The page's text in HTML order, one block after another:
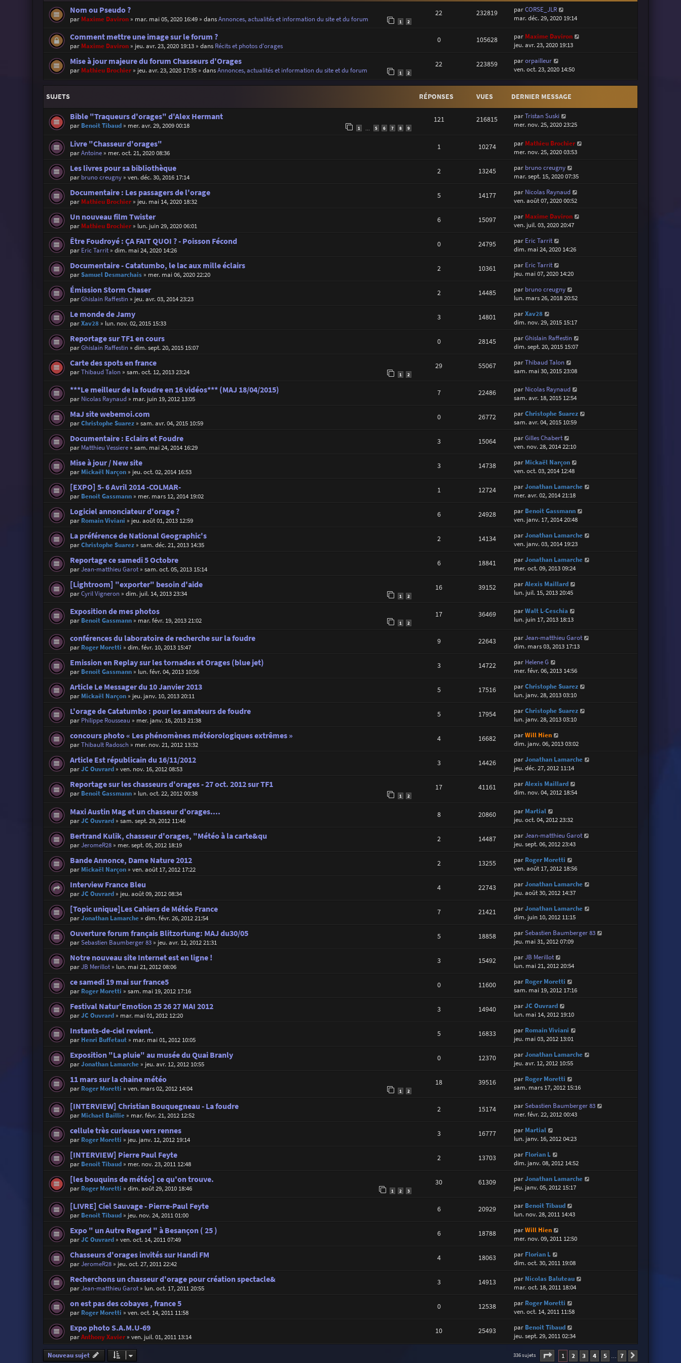
Nom ou Pseudo ?
par Maxime Daviron» mar. mai 05, 2020 16:49» dansAnnonces, actualités et information du site et du forum 1 2
22 232819 parCORSE_JLR
mar. déc. 29, 2020 19:14
Comment mettre une image sur le forum ?
par Maxime Daviron» jeu. avr. 23, 2020 19:13» dans Récits et photos d'orages
0 105628 par Maxime Daviron
jeu. avr. 23, 2020 19:13
Mise à jour majeure du forum Chasseurs d'Orages
par Mathieu Brochier» jeu. avr. 23, 2020 17:35» dansAnnonces, actualités et information du site et du forum 1 2
22 223859 parorpailleur
ven. oct. 23, 2020 14:50
SUJETS RÉPONSES VUES DERNIER MESSAGE
Bible "Traqueurs d'orages" d'Alex Hermant
par Benoit Tibaud» mer. avr. 29, 2009 00:18 1 5 6 7 8 9
121 216815 parTristan Suski
mer. nov. 25, 2020 23:25
Livre "Chasseur d'orages"
parAntoine» mer. oct. 21, 2020 08:36
1 10274 par Mathieu Brochier
mer. nov. 25, 2020 03:53
Les livres pour sa bibliothèque
par bruno creugny» ven. déc. 30, 2016 17:14
2 13245 par bruno creugny
mar. sept. 15, 2020 07:35
Documentaire : Les passagers de l'orage
par Mathieu Brochier» jeu. mai 14, 2020 18:32
5 14177 par Nicolas Raynaud
ven. août 07, 2020 00:52
Un nouveau film Twister
par Mathieu Brochier» lun. juin 29, 2020 06:01
6 15097 par Maxime Daviron
ven. juil. 03, 2020 20:47
Être Foudroyé : ÇA FAIT QUOI ? - Poisson Fécond
par Eric Tarrit» dim. mai 24, 2020 14:26
0 24795 par Eric Tarrit
dim. mai 24, 2020 14:26
Documentaire - Catatumbo, le lac aux mille éclairs
parSamuel Desmarchais» mer. mai 06, 2020 22:20
2 10361 par Eric Tarrit
jeu. mai 07, 2020 14:20
Émission Storm Chaser
parGhislain Raffestin» jeu. avr. 03, 2014 23:23
2 14485 par bruno creugny
lun. mars 26, 2018 20:52
Le monde de Jamy
parXav28» lun. nov. 02, 2015 15:33
3 14801 parXav28
dim. nov. 29, 2015 15:17
Reportage sur TF1 en cours
parGhislain Raffestin» dim. sept. 20, 2015 15:07
0 28145 parGhislain Raffestin
dim. sept. 20, 2015 15:07
Carte des spots en france
parThibaud Talon» sam. oct. 12, 2013 23:24 1 2
29 55067 parThibaud Talon
sam. mai 30, 2015 23:08
***Le meilleur de la foudre en 16 vidéos*** (MAJ 18/04/2015)
par Nicolas Raynaud» mar. juin 19, 2012 13:05
7 22486 par Nicolas Raynaud
sam. avr. 18, 2015 12:54
MaJ site webemoi.com
parChristophe Suarez» sam. avr. 04, 2015 10:59
0 26772 parChristophe Suarez
sam. avr. 04, 2015 10:59
Documentaire : Eclairs et Foudre
par Matthieu Vessiere» sam. mai 24, 2014 16:29
3 15064 parGilles Chabert
ven. nov. 28, 2014 22:10
Mise à jour / New site
par Mickaël Narçon» jeu. oct. 02, 2014 16:53
3 14738 par Mickaël Narçon
ven. oct. 03, 2014 12:48
[EXPO] 5- 6 Avril 2014 -COLMAR-
par Benoit Gassmann» mer. mars 12, 2014 19:02
1 12724 parJonathan Lamarche
mer. avr. 02, 2014 21:18
Logiciel annonciateur d'orage ?
par Romain Viviani » jeu. août 01, 2013 12:59
6 24928 par Benoit Gassmann
ven. janv. 17, 2014 20:48
La préférence de National Geographic's
parChristophe Suarez» sam. déc. 21, 2013 14:35
2 14134 parJonathan Lamarche
ven. janv. 03, 2014 19:23
Reportage ce samedi 5 Octobre
parJean-matthieu Garot» sam. oct. 05, 2013 15:14
6 18841 parJonathan Lamarche
mer. oct. 09, 2013 09:24
[Lightroom] "exporter" besoin d'aide
parCyril Vigneron» dim. juil. 14, 2013 23:34 1 2
16 39152 parAlexis Maillard
lun. juil. 15, 2013 20:45
Exposition de mes photos
par Benoit Gassmann» mar. févr. 19, 2013 21:02 1 2
17 36469 parWalt L-Ceschia
lun. juin 17, 2013 18:13
conférences du laboratoire de recherche sur la foudre
par Roger Moretti » dim. févr. 10, 2013 15:47
9 22643 parJean-matthieu Garot
dim. mars 03, 2013 17:13
Emission en Replay sur les tornades et Orages (blue jet)
par Benoit Gassmann» lun. févr. 04, 2013 10:56
3 14722 par Helene G
mer. févr. 06, 2013 14:56
Article Le Messager du 10 Janvier 2013
par Mickaël Narçon» jeu. janv. 10, 2013 20:11
5 17516 parChristophe Suarez
lun. janv. 28, 2013 03:10
L'orage de Catatumbo : pour les amateurs de foudre
par Philippe Rousseau » mer. janv. 16, 2013 21:38
5 17954 parChristophe Suarez
lun. janv. 28, 2013 03:10
concours photo « Les phénomènes météorologiques extrêmes »
parThibault Radosch» mer. nov. 21, 2012 13:32
4 16682 parWill Hien
dim. janv. 06, 2013 03:02
Article Est républicain du 16/11/2012
parJC Ouvrard» ven. nov. 16, 2012 08:53
3 14426 parJonathan Lamarche
jeu. déc. 27, 2012 11:14
Reportage sur les chasseurs d'orages - 27 oct. 2012 sur TF1
par Benoit Gassmann» lun. oct. 22, 2012 00:38 1 2
17 41161 parAlexis Maillard
dim. nov. 04, 2012 18:54
Maxi Austin Mag et un chasseur d'orages....
parJC Ouvrard» sam. sept. 29, 2012 11:46
8 20860 par Martial
jeu. oct. 04, 2012 23:32
Bertrand Kulik, chasseur d'orages, "Météo à la carte&qu
parJeromeR28» mer. sept. 05, 2012 18:19
2 14487 parJean-matthieu Garot
jeu. sept. 06, 2012 23:43
Bande Annonce, Dame Nature 2012
par Mickaël Narçon» ven. août 17, 2012 17:22
2 13255 par Roger Moretti
ven. août 17, 2012 18:56
Interview France Bleu
parJC Ouvrard» jeu. août 09, 2012 08:34
4 22743 parJonathan Lamarche
jeu. août 30, 2012 14:37
[Topic unique]Les Cahiers de Météo France
parJonathan Lamarche» dim. févr. 26, 2012 21:54
7 21421 parJonathan Lamarche
dim. juin 10, 2012 11:15
Ouverture forum français Blitzortung: MAJ du30/05
parSebastien Baumberger 83» jeu. avr. 12, 2012 21:31
5 18858 parSebastien Baumberger 83
jeu. mai 31, 2012 07:09
Notre nouveau site Internet est en ligne !
parJB Merillot» lun. mai 21, 2012 08:06
3 15492 parJB Merillot
lun. mai 21, 2012 20:54
ce samedi 19 mai sur france5
par Roger Moretti » sam. mai 19, 2012 17:16
0 11600 par Roger Moretti
sam. mai 19, 2012 17:16
Festival Natur'Emotion 25 26 27 MAI 2012
parJC Ouvrard» mar. mai 01, 2012 12:20
3 14940 parJC Ouvrard
lun. mai 14, 2012 19:10
Instants-de-ciel revient.
par Henri Buffetaut» mar. mai 01, 2012 10:05
5 16833 par Romain Viviani
jeu. mai 03, 2012 13:01
Exposition "La pluie" au musée du Quai Branly
parJonathan Lamarche» jeu. avr. 12, 2012 10:55
0 12370 parJonathan Lamarche
jeu. avr. 12, 2012 10:55
11 mars sur la chaine météo
par Roger Moretti » ven. mars 02, 2012 14:04 1 2
18 39516 par Roger Moretti
sam. mars 17, 2012 15:16
[INTERVIEW] Christian Bouquegneau - La foudre
par Michael Baillie» mar. févr. 21, 2012 12:52
2 15174 parSebastien Baumberger 83
mer. févr. 22, 2012 00:43
cellule très curieuse vers rennes
par Roger Moretti » jeu. janv. 12, 2012 19:14
3 16777 par Martial
lun. janv. 16, 2012 04:23
[INTERVIEW] Pierre Paul Feyte
par Benoit Tibaud» mer. nov. 23, 2011 12:48
2 13703 par Florian L
dim. janv. 08, 2012 14:52
[les bouquins de météo] ce qu'on trouve.
par Roger Moretti » dim. août 29, 2010 18:46 1 2 3
30 61309 parJonathan Lamarche
jeu. janv. 05, 2012 15:17
[LIVRE] Ciel Sauvage - Pierre-Paul Feyte
par Benoit Tibaud» jeu. nov. 24, 2011 01:00
6 20929 par Benoit Tibaud
lun. nov. 28, 2011 14:43
Expo " un Autre Regard " à Besançon ( 25 )
parJC Ouvrard» ven. oct. 14, 2011 07:49
6 18788 parWill Hien
mer. nov. 09, 2011 12:50
Chasseurs d'orages invités sur Handi FM
parJeromeR28» jeu. oct. 27, 2011 22:42
4 18063 par Florian L
dim. oct. 30, 2011 19:08
Recherchons un chasseur d'orage pour création spectacle&
parJean-matthieu Garot» lun. oct. 17, 2011 20:55
3 14913 par Nicolas Baluteau
mar. oct. 18, 2011 18:04
on est pas des cobayes , france 5
par Roger Moretti » ven. oct. 14, 2011 11:58
0 12538 par Roger Moretti
ven. oct. 14, 2011 11:58
Expo photo S.A.M.U-69
parAnthony Xavier» ven. juil. 01, 2011 13:14
10 25493 par Benoit Tibaud
jeu. sept. 29, 2011 02:34
Nouveau sujet 336 sujets Page 1sur7
1 2 3 4 5 7